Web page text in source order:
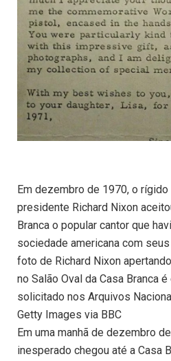
Em dezembro de 1970, o
presidente Richard Nixon
Branca o popular cantor que
sociedade americana com
foto de Richard Nixon
no Salão Oval da Casa Branca
solicitado nos Arquivos
Getty Images via BBC
Em uma manhã de dezembro
inesperado chegou até a Casa